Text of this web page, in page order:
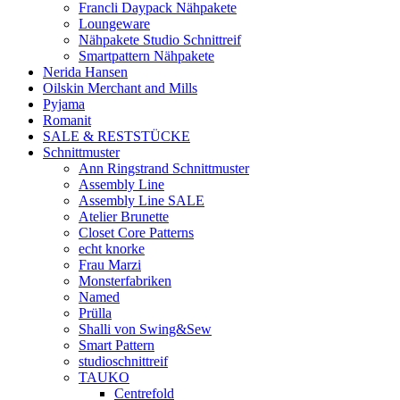
Francli Daypack Nähpakete
Loungeware
Nähpakete Studio Schnittreif
Smartpattern Nähpakete
Nerida Hansen
Oilskin Merchant and Mills
Pyjama
Romanit
SALE & RESTSTÜCKE
Schnittmuster
Ann Ringstrand Schnittmuster
Assembly Line
Assembly Line SALE
Atelier Brunette
Closet Core Patterns
echt knorke
Frau Marzi
Monsterfabriken
Named
Prülla
Shalli von Swing&Sew
Smart Pattern
studioschnittreif
TAUKO
Centrefold